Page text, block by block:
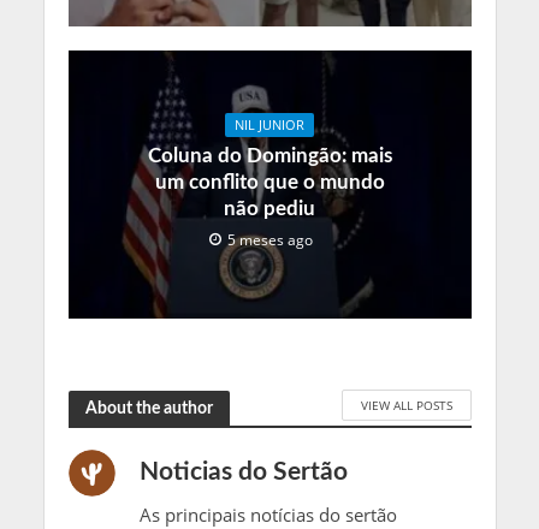
NIL JUNIOR
Coluna do Domingão: mais
um conflito que o mundo
não pediu
5 meses ago
About the author VIEW ALL POSTS
Noticias do Sertão
As principais notícias do sertão